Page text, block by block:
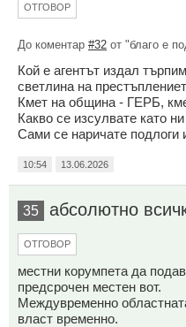
ОТГОВОР
До коментар #32 от "благо е
Кой е агентът издал
светлина на
Кмет на община - ГЕРБ,
Какво се изсулвате като
Сами се наричате подлоги
10:54 13.06.2026
35 абсолютно
ОТГОВОР
местни корумпета да
предсрочен местен вот.
Междувременно
власт временно.